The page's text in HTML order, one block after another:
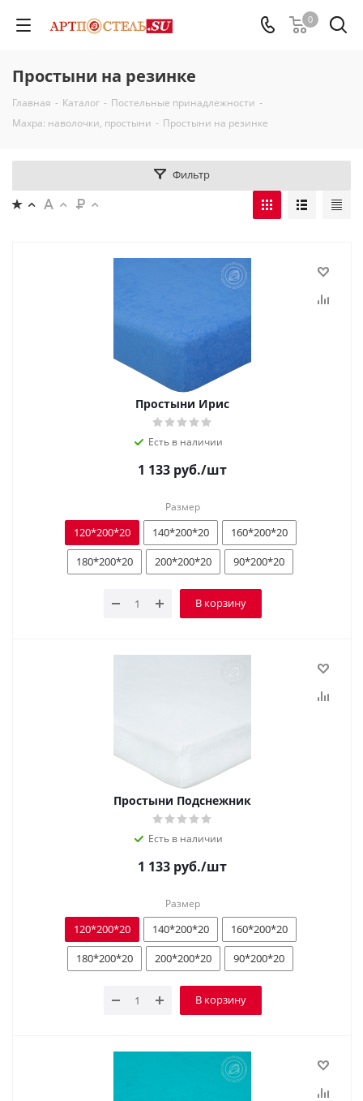
0
Простыни на резинке
Главная - Каталог - Постельные принадлежности -
Махра: наволочки, простыни - Простыни на резинке
Фильтр
Простыни Ирис
Есть в наличии
1 133 руб./шт
Размер
120*200*20 140*200*20
160*200*20
180*200*20
200*200*20 90*200*20
В корзину
Простыни Подснежник
Есть в наличии
1 133 руб./шт
Размер
120*200*20 140*200*20
160*200*20
180*200*20
200*200*20 90*200*20
В корзину